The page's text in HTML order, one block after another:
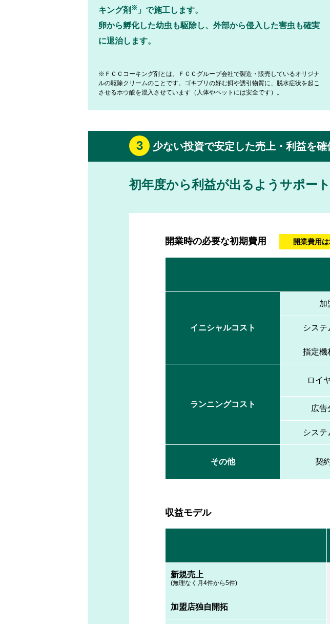
キング剤 ※ 」で施工します。
卵から孵化した幼虫も駆除し、外部から侵入した害虫も確実
に退治します。
※ＦＣＣコーキング剤とは、ＦＣＣグループ会社で製造・販売しているオリジナ
ルの駆除クリームのことです。ゴキブリの好む餌や誘引物質に、脱水症状を起こ
させるホウ酸を混入させています（人体やペットには安全です）。
3 少ない投資で安定した売上・利益を確
初年度から利益が出るようサポー
開業時の必要な初期費用 開業費用
イニシャルコスト
加
システ
指定機
ランニングコスト
ロイ
広告
システ
その他 契
収益モデル
新規売上
(無理なく月4件から5件)
加盟店独自開拓